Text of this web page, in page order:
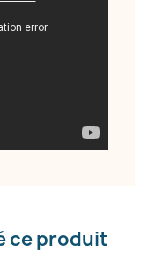
ce produit
×